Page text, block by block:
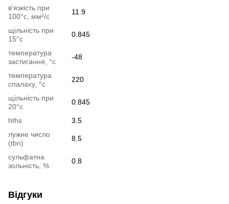
в'язкість при
100°c, мм²/с
11.9
щільність при
15°c
0.845
температура
застигання, °c
-48
температура
спалаху, °c
220
щільність при
20°c
0.845
hths
3.5
лужне число
(tbn)
8.5
сульфатна
зольність, %
0.8
Відгуки